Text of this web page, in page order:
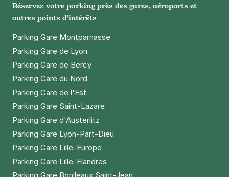
Réservez votre parking près des gares, aéroports et
autres points d'intérêts
Parking Gare Montparnasse
Parking Gare de Lyon
Parking Gare de Bercy
Parking Gare du Nord
Parking Gare de l'Est
Parking Gare Saint-Lazare
Parking Gare d'Austerlitz
Parking Gare Lyon-Part-Dieu
Parking Gare Lille-Europe
Parking Gare Lille-Flandres